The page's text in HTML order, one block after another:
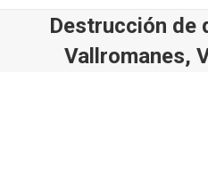
Destrucción de
Vallromanes,